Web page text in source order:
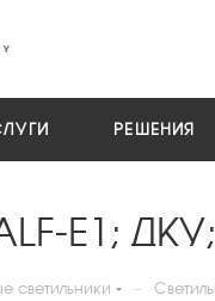
РЕШЕНИЯ
E1;
светильники —